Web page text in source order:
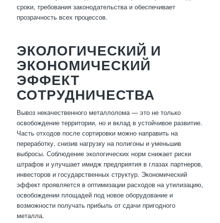
сроки, требования законодательства и обеспечивает
прозрачность всех процессов.
ЭКОЛОГИЧЕСКИЙ И
ЭКОНОМИЧЕСКИЙ
ЭФФЕКТ
СОТРУДНИЧЕСТВА
Вывоз некачественного металлолома — это не только
освобождение территории, но и вклад в устойчивое развитие.
Часть отходов после сортировки можно направить на
переработку, снизив нагрузку на полигоны и уменьшив
выбросы. Соблюдение экологических норм снижает риски
штрафов и улучшает имидж предприятия в глазах партнеров,
инвесторов и государственных структур. Экономический
эффект проявляется в оптимизации расходов на утилизацию,
освобождении площадей под новое оборудование и
возможности получать прибыль от сдачи пригодного
металла.